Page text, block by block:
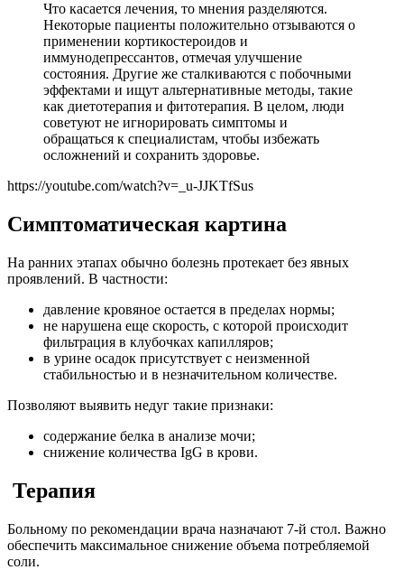
Что касается лечения, то мнения разделяются.
Некоторые пациенты положительно отзываются о
применении кортикостероидов и
иммунодепрессантов, отмечая улучшение
состояния. Другие же сталкиваются с побочными
эффектами и ищут альтернативные методы, такие
как диетотерапия и фитотерапия. В целом, люди
советуют не игнорировать симптомы и
обращаться к специалистам, чтобы избежать
осложнений и сохранить здоровье.
https://youtube.com/watch?v=_u-JJKTfSus
Симптоматическая картина
На ранних этапах обычно болезнь протекает без явных
проявлений. В частности:
давление кровяное остается в пределах нормы;
не нарушена еще скорость, с которой происходит
фильтрация в клубочках капилляров;
в урине осадок присутствует с неизменной
стабильностью и в незначительном количестве.
Позволяют выявить недуг такие признаки:
содержание белка в анализе мочи;
снижение количества IgG в крови.
Терапия
Больному по рекомендации врача назначают 7-й стол. Важно
обеспечить максимальное снижение объема потребляемой
соли.